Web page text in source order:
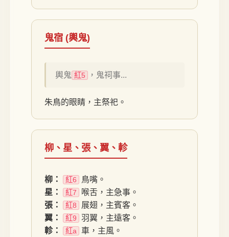
鬼宿 (輿鬼)
輿鬼 紅5 ，鬼祠事...
朱鳥的眼睛，主祭祀。
柳、星、張、翼、軫
柳： 紅6
鳥嘴。
星：
紅7
喉舌，主急事。
張：
紅8
展翅，主賓客。
翼：
紅9
羽翼，主遠客。
軫：
紅a 車，主風。